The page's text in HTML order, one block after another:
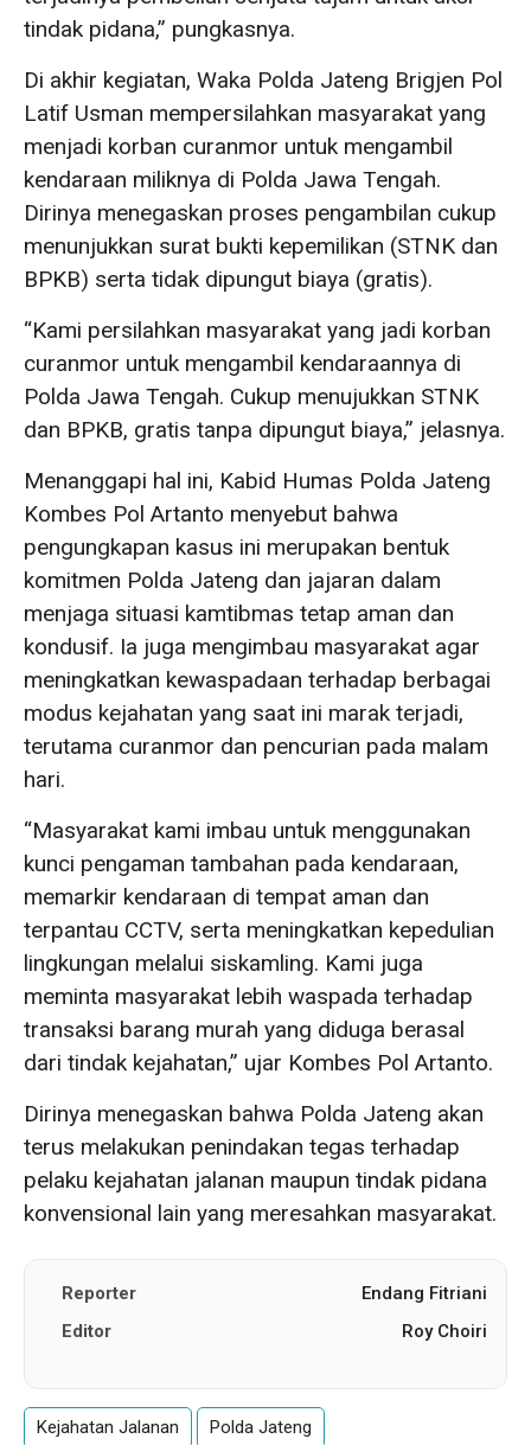
tindak pidana,” pungkasnya.
Di akhir kegiatan, Waka Polda Jateng Brigjen Pol
Latif Usman mempersilahkan masyarakat yang
menjadi korban curanmor untuk mengambil
kendaraan miliknya di Polda Jawa Tengah.
Dirinya menegaskan proses pengambilan cukup
menunjukkan surat bukti kepemilikan (STNK dan
BPKB) serta tidak dipungut biaya (gratis).
“Kami persilahkan masyarakat yang jadi korban
curanmor untuk mengambil kendaraannya di
Polda Jawa Tengah. Cukup menujukkan STNK
dan BPKB, gratis tanpa dipungut biaya,” jelasnya.
Menanggapi hal ini, Kabid Humas Polda Jateng
Kombes Pol Artanto menyebut bahwa
pengungkapan kasus ini merupakan bentuk
komitmen Polda Jateng dan jajaran dalam
menjaga situasi kamtibmas tetap aman dan
kondusif. Ia juga mengimbau masyarakat agar
meningkatkan kewaspadaan terhadap berbagai
modus kejahatan yang saat ini marak terjadi,
terutama curanmor dan pencurian pada malam
hari.
“Masyarakat kami imbau untuk menggunakan
kunci pengaman tambahan pada kendaraan,
memarkir kendaraan di tempat aman dan
terpantau CCTV, serta meningkatkan kepedulian
lingkungan melalui siskamling. Kami juga
meminta masyarakat lebih waspada terhadap
transaksi barang murah yang diduga berasal
dari tindak kejahatan,” ujar Kombes Pol Artanto.
Dirinya menegaskan bahwa Polda Jateng akan
terus melakukan penindakan tegas terhadap
pelaku kejahatan jalanan maupun tindak pidana
konvensional lain yang meresahkan masyarakat.
Reporter
Endang Fitriani
Editor
Roy Choiri
Kejahatan Jalanan Polda Jateng